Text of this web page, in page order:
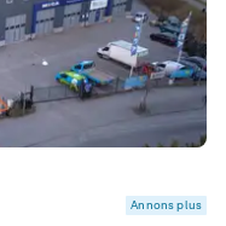
Annons plus